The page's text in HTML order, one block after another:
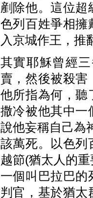
剷除他。這位
色列百姓爭相擁
入京城作王，推
其實耶穌曾經
賣，然後被殺害
他所指為何，聽
撒冷被他其中一
說他妄稱自己為
該萬死。以色列
越節(猶太人的
一個叫巴拉巴的
判官，基於猶太